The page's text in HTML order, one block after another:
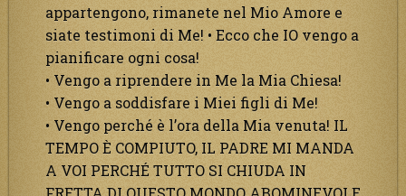
appartengono, rimanete nel Mio Amore e
siate testimoni di Me! • Ecco che IO vengo a
pianificare ogni cosa!
• Vengo a riprendere in Me la Mia Chiesa!
• Vengo a soddisfare i Miei figli di Me!
• Vengo perché è l’ora della Mia venuta! IL
TEMPO È COMPIUTO, IL PADRE MI MANDA
A VOI PERCHÉ TUTTO SI CHIUDA IN